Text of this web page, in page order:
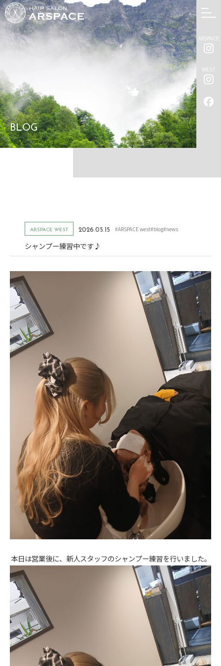
ARSPACE
WEST
BLOG
ARSPACE WEST 2026.05.15 #ARSPACE west#blog#news
シャンプー練習中です♪
本日は営業後に、新人スタッフのシャンプー練習を行いました。